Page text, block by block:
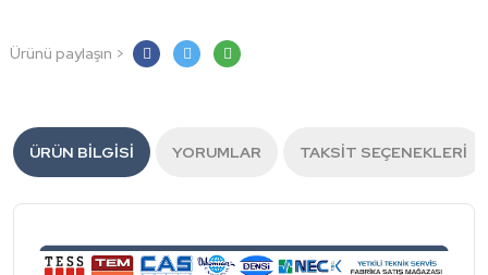
Ürünü paylaşın >
ÜRÜN BILGISI YORUMLAR TAKSIT SEÇENEKLERI